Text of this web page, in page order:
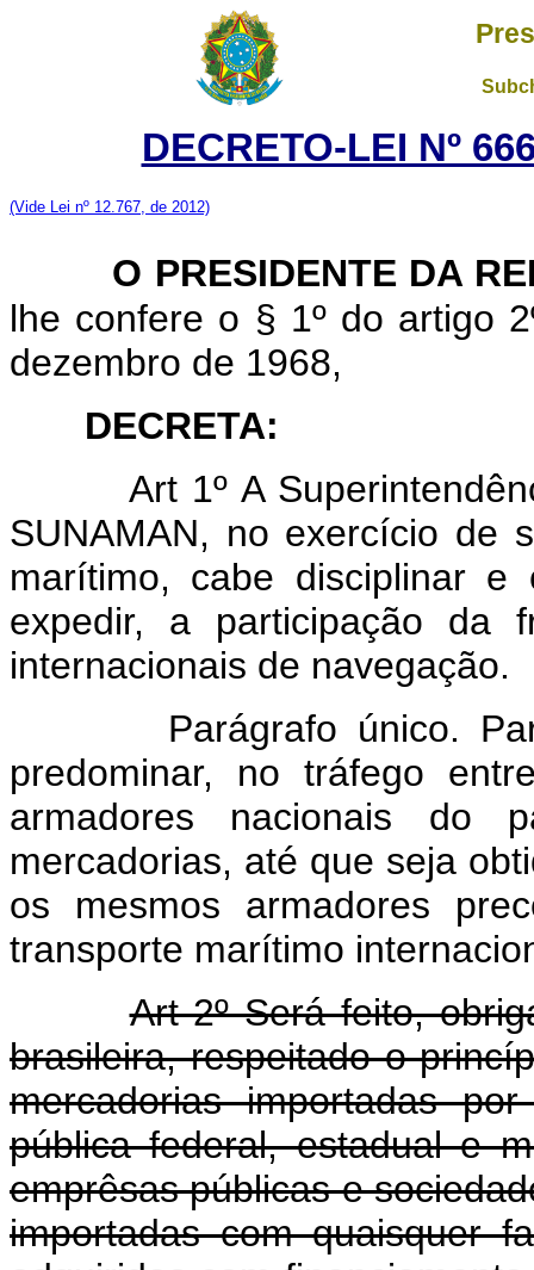
DECRETO-LEI Nº
(Vide Lei nº 12.767, de 2012)
O PRESIDENTE DA
lhe confere o § 1º do artigo
dezembro de 1968,
DECRETA:
Art 1º A
SUNAMAN, no exercício de
marítimo, cabe disciplinar e
expedir, a participação da
internacionais de navegação.
Parágrafo único.
predominar, no tráfego
armadores nacionais do
mercadorias, até que seja
os mesmos armadores
transporte marítimo
Art 2º Será feito,
brasileira, respeitado o
mercadorias importadas
pública federal, estadual e
emprêsas públicas e
importadas com quaisquer